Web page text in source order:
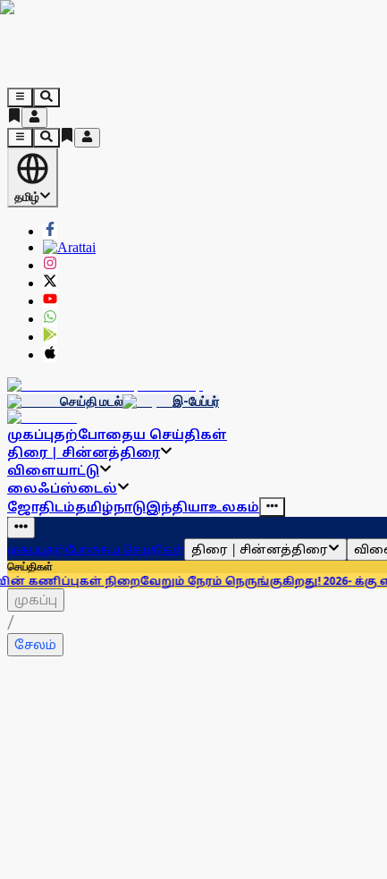
தமிழ்
செய்தி மடல் இ-பேப்பர்
முகப்புதற்போதைய செய்திகள்
திரை | சின்னத்திரை
விளையாட்டு
லைஃப்ஸ்டைல்
ஜோதிடம்தமிழ்நாடுஇந்தியாஉலகம்
முகப்புதற்போதைய செய்திகள் திரை | சின்னத்திரை
செய்திகள்
நிறைவேறும் நேரம் நெருங்குகிறது! 2026- க்கு என்ன
முகப்பு
/
சேலம்